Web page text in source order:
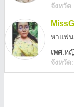
จังหวัด:
MissG
หาแฟน
เพศ:ห
จังหวัด: